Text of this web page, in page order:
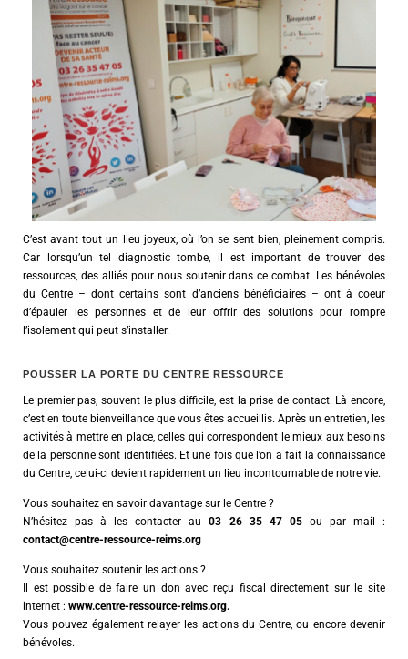
C’est avant tout un lieu joyeux, où l’on se sent bien, pleinement compris.
Car lorsqu’un tel diagnostic tombe, il est important de trouver des
ressources, des alliés pour nous soutenir dans ce combat. Les bénévoles
du Centre – dont certains sont d’anciens bénéficiaires – ont à coeur
d’épauler les personnes et de leur offrir des solutions pour rompre
l’isolement qui peut s’installer.
POUSSER LA PORTE DU CENTRE RESSOURCE
Le premier pas, souvent le plus difficile, est la prise de contact. Là encore,
c’est en toute bienveillance que vous êtes accueillis. Après un entretien, les
activités à mettre en place, celles qui correspondent le mieux aux besoins
de la personne sont identifiées. Et une fois que l’on a fait la connaissance
du Centre, celui-ci devient rapidement un lieu incontournable de notre vie.
Vous souhaitez en savoir davantage sur le Centre ?
N’hésitez pas à les contacter au03 26 35 47 05ou par mail :
contact@centre-ressource-reims.org
Vous souhaitez soutenir les actions ?
Il est possible de faire un don avec reçu fiscal directement sur le site
internet : www.centre-ressource-reims.org.
Vous pouvez également relayer les actions du Centre, ou encore devenir
bénévoles.